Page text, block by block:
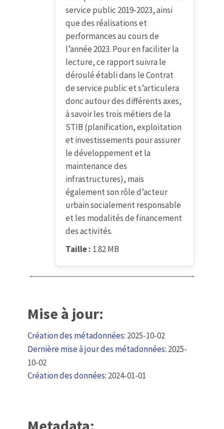
service public 2019-2023, ainsi
que des réalisations et
performances au cours de
l’année 2023. Pour en faciliter la
lecture, ce rapport suivra le
déroulé établi dans le Contrat
de service public et s’articulera
donc autour des différents axes,
à savoir les trois métiers de la
STIB (planification, exploitation
et investissements pour assurer
le développement et la
maintenance des
infrastructures), mais
également son rôle d’acteur
urbain socialement responsable
et les modalités de financement
des activités.
Taille : 1.82 MB
Mise à jour:
Création des métadonnées: 2025-10-02
Dernière mise à jour des métadonnées: 2025-
10-02
Création des données: 2024-01-01